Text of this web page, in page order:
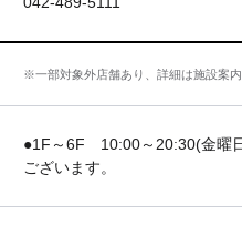
※一部対象外店舗あり、詳細は施設案内
●1F～6F 10:00～20:30(金曜
ございます。